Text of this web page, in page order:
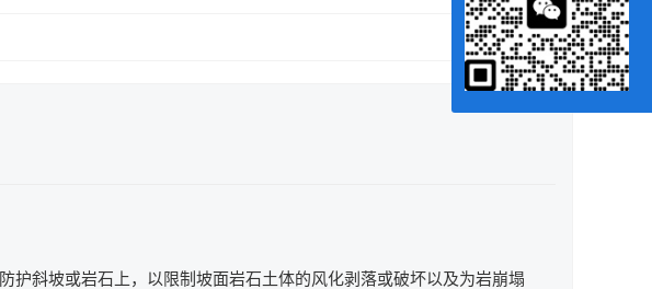
护斜坡或岩石上，以限制坡面岩石土体的风化剥落或破坏以及为岩崩塌